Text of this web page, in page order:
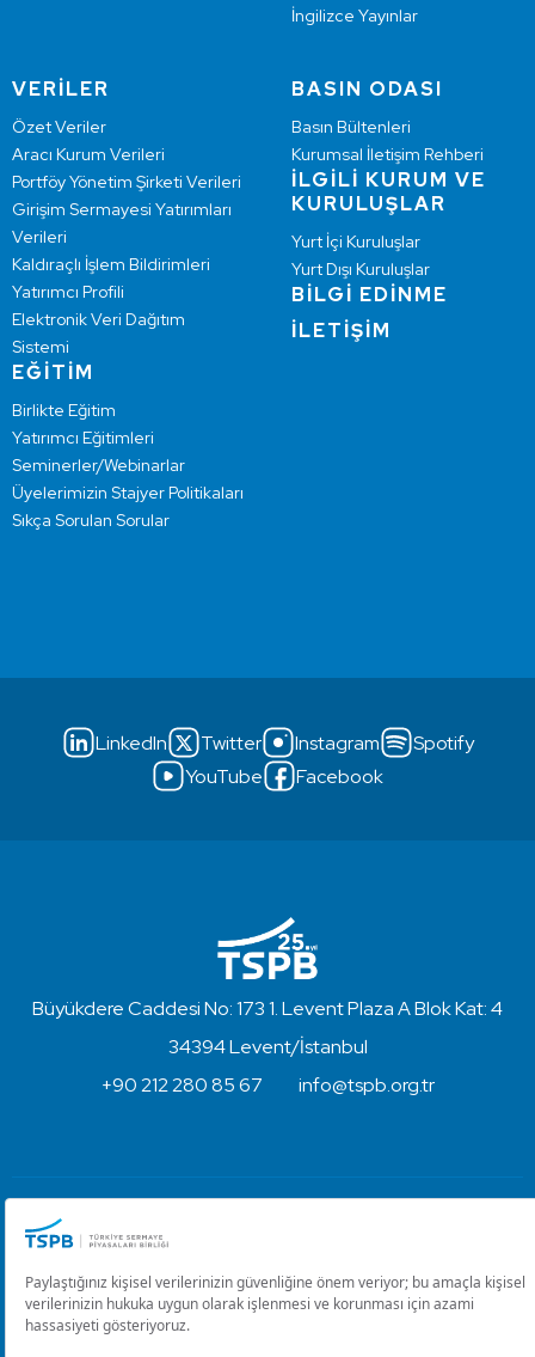
İngilizce Yayınlar
VERİLER
Özet Veriler
Aracı Kurum Verileri
Portföy Yönetim Şirketi Verileri
Girişim Sermayesi Yatırımları
Verileri
Kaldıraçlı İşlem Bildirimleri
Yatırımcı Profili
Elektronik Veri Dağıtım
Sistemi
EĞİTİM
Birlikte Eğitim
Yatırımcı Eğitimleri
Seminerler/Webinarlar
Üyelerimizin Stajyer Politikaları
Sıkça Sorulan Sorular
BASIN ODASI
Basın Bültenleri
Kurumsal İletişim Rehberi
İLGİLİ KURUM VE
KURULUŞLAR
Yurt İçi Kuruluşlar
Yurt Dışı Kuruluşlar
BİLGİ EDİNME
İLETİŞİM
LinkedIn Twitter Instagram
Spotify
YouTube
Facebook
Büyükdere Caddesi No: 173 1. Levent Plaza A Blok Kat: 4
34394 Levent/İstanbul
+90 212 280 85 67
info@tspb.org.tr
Kullanım Koşulları ve Gizlilik
Çerez Ayarlarını Düzenle